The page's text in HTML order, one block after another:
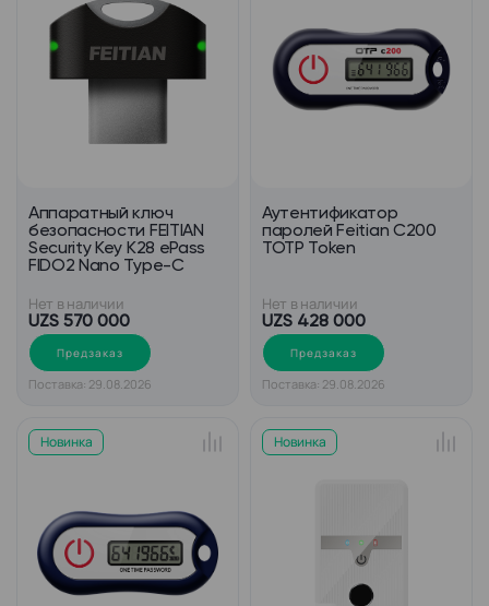
Аппаратный ключ
безопасности FEITIAN
Security Key K28 ePass
FIDO2 Nano Type-C
Нет в наличии
UZS 570 000
Предзаказ
Поставка: 29.08.2026
Аутентификатор
паролей Feitian С200
TOTP Token
Нет в наличии
UZS 428 000
Предзаказ
Поставка: 29.08.2026
Новинка Новинка